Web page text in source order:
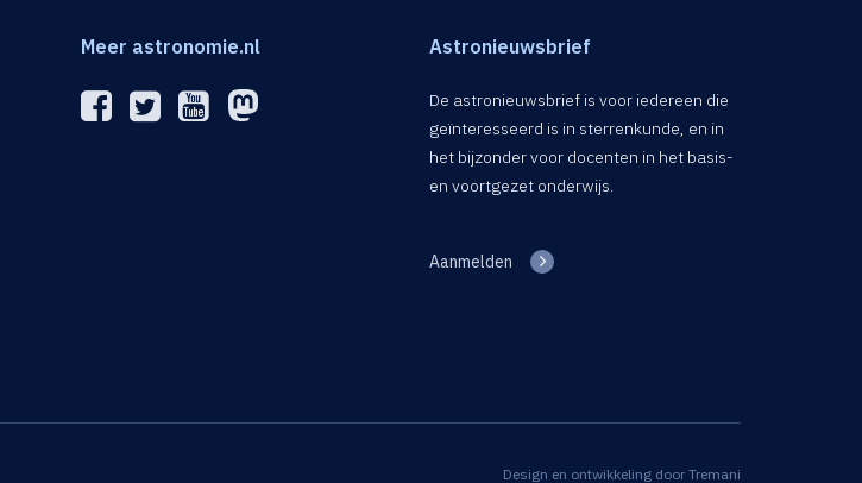
Meer astronomie.nl Astronieuwsbrief
De astronieuwsbrief is voor iedereen die
geïnteresseerd is in sterrenkunde, en in
het bijzonder voor docenten in het basis-
en voortgezet onderwijs.
Aanmelden
Design en ontwikkeling door Tremani